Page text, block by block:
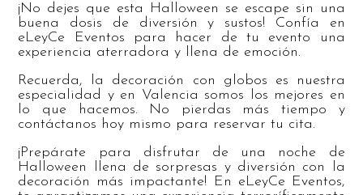
¡No dejes que esta Halloween se escape sin una
buena dosis de diversión y sustos! Confía en
eLeyCe Eventos para hacer de tu evento una
experiencia aterradora y llena de emoción.
Recuerda, la decoración con globos es nuestra
especialidad y en Valencia somos los mejores en
lo que hacemos. No pierdas más tiempo y
contáctanos hoy mismo para reservar tu cita.
¡Prepárate para disfrutar de una noche de
Halloween llena de sorpresas y diversión con la
decoración más impactante! En eLeyCe Eventos,